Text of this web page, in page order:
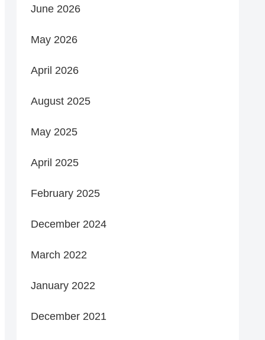
June 2026
May 2026
April 2026
August 2025
May 2025
April 2025
February 2025
December 2024
March 2022
January 2022
December 2021